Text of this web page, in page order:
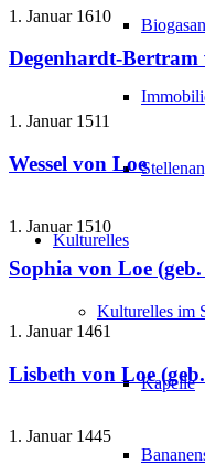
Kulturelles
Kulturelles im
Kapelle
1. Januar 1610
Degenhardt-Bertram
1. Januar 1511
Wessel von Loe
1. Januar 1510
Sophia von Loe
1. Januar 1461
Lisbeth von Loe
1. Januar 1445